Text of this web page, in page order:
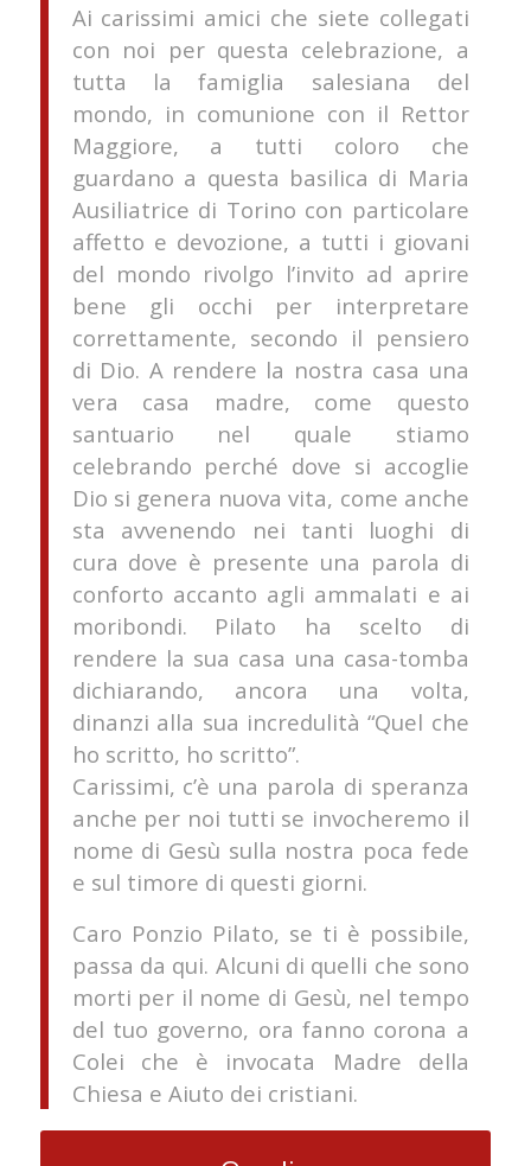
Ai carissimi amici che siete collegati
con noi per questa celebrazione, a
tutta la famiglia salesiana del
mondo, in comunione con il Rettor
Maggiore, a tutti coloro che
guardano a questa basilica di Maria
Ausiliatrice di Torino con particolare
affetto e devozione, a tutti i giovani
del mondo rivolgo l’invito ad aprire
bene gli occhi per interpretare
correttamente, secondo il pensiero
di Dio. A rendere la nostra casa una
vera casa madre, come questo
santuario nel quale stiamo
celebrando perché dove si accoglie
Dio si genera nuova vita, come anche
sta avvenendo nei tanti luoghi di
cura dove è presente una parola di
conforto accanto agli ammalati e ai
moribondi. Pilato ha scelto di
rendere la sua casa una casa-tomba
dichiarando, ancora una volta,
dinanzi alla sua incredulità “Quel che
ho scritto, ho scritto”.
Carissimi, c’è una parola di speranza
anche per noi tutti se invocheremo il
nome di Gesù sulla nostra poca fede
e sul timore di questi giorni.
Caro Ponzio Pilato, se ti è possibile,
passa da qui. Alcuni di quelli che sono
morti per il nome di Gesù, nel tempo
del tuo governo, ora fanno corona a
Colei che è invocata Madre della
Chiesa e Aiuto dei cristiani.